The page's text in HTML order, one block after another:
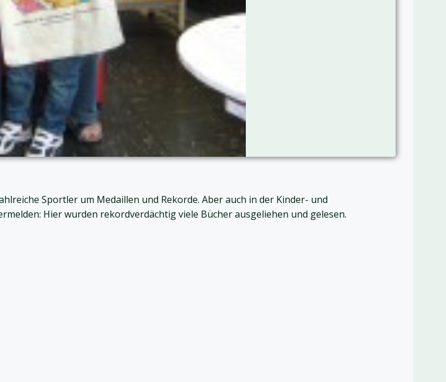
Sportler um Medaillen und Rekorde. Aber auch in der Kinder- und
Hier wurden rekordverdächtig viele Bücher ausgeliehen und gelesen.